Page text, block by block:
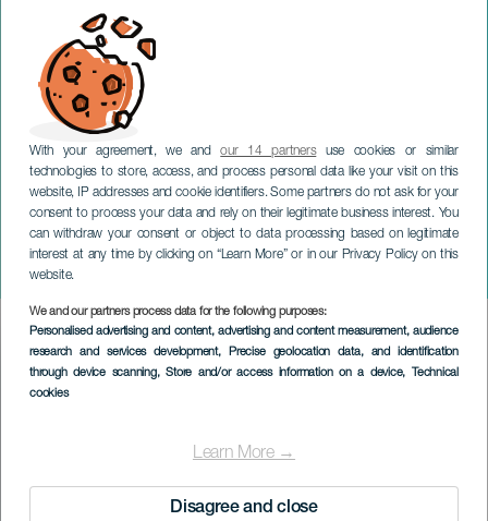
With your agreement, we andour 14 partnersuse cookies or similar
technologies to store, access, and process personal data like your visit on this
website, IP addresses and cookie identifiers. Some partners do not ask for your
consent to process your data and rely on their legitimate business interest. You
can withdraw your consent or object to data processing based on legitimate
interest at any time by clicking on “Learn More” or in our Privacy Policy on this
website.
We and our partners process data for the following purposes:
Personalised advertising and content, advertising and content measurement, audience
research and services development, Precise geolocation data, and identification
through device scanning, Store and/or access information on a device, Technical
cookies
Learn More →
Disagree and close
Mocedades: Los Panchos
GRAN CANARIA
Imagen
Listado